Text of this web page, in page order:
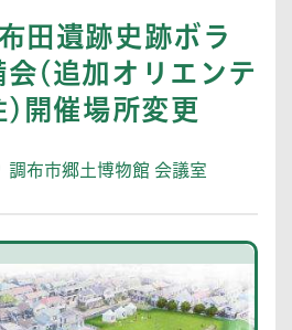
田遺跡史跡ボラ
会(追加オリエンテ
開催場所変更
調布市郷土博物館 会議室